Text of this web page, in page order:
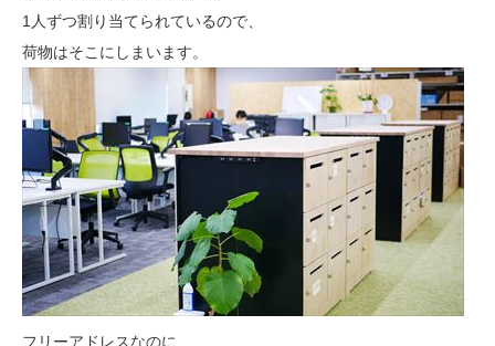
1人ずつ割り当てられているので、
荷物はそこにしまいます。
フリーアドレスなのに